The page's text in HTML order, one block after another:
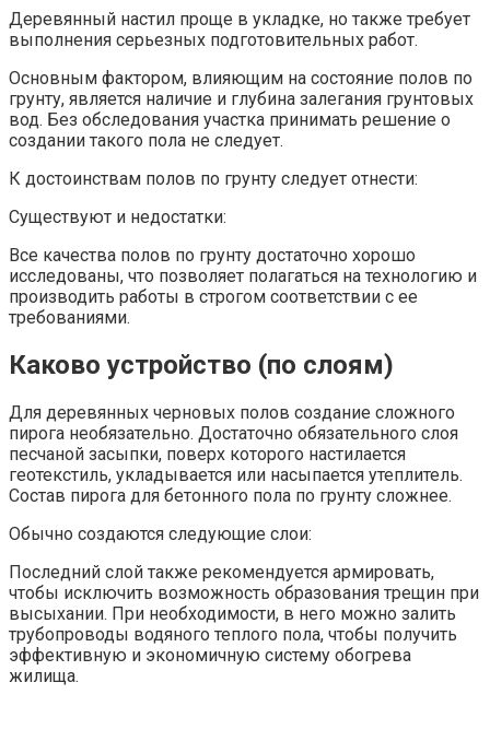
Деревянный настил проще в укладке, но также требует
выполнения серьезных подготовительных работ.
Основным фактором, влияющим на состояние полов по
грунту, является наличие и глубина залегания грунтовых
вод. Без обследования участка принимать решение о
создании такого пола не следует.
К достоинствам полов по грунту следует отнести:
Существуют и недостатки:
Все качества полов по грунту достаточно хорошо
исследованы, что позволяет полагаться на технологию и
производить работы в строгом соответствии с ее
требованиями.
Каково устройство (по слоям)
Для деревянных черновых полов создание сложного
пирога необязательно. Достаточно обязательного слоя
песчаной засыпки, поверх которого настилается
геотекстиль, укладывается или насыпается утеплитель.
Состав пирога для бетонного пола по грунту сложнее.
Обычно создаются следующие слои:
Последний слой также рекомендуется армировать,
чтобы исключить возможность образования трещин при
высыхании. При необходимости, в него можно залить
трубопроводы водяного теплого пола, чтобы получить
эффективную и экономичную систему обогрева
жилища.